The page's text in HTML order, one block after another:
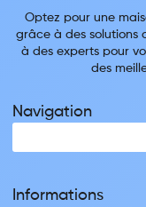
Optez pour une
grâce à des solutions
à des experts pour
des
Navigation
Informations